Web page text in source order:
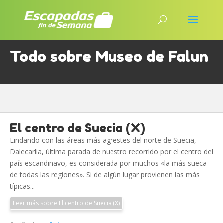
Todo sobre Museo de Falun
El centro de Suecia (X)
Lindando con las áreas más agrestes del norte de Suecia,
Dalecarlia, última parada de nuestro recorrido por el centro del
país escandinavo, es considerada por muchos «la más sueca
de todas las regiones». Si de algún lugar provienen las más
típicas...
Leer más sobre El centro de Suecia (X)